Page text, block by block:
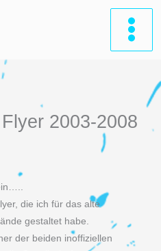
2003-2008
die ich für das alte
gestaltet habe.
der beiden inoffiziellen